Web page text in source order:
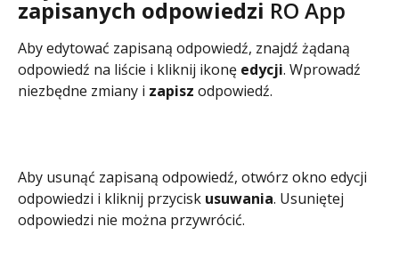
zapisanych odpowiedzi RO App
Aby edytować zapisaną odpowiedź, znajdź żądaną
odpowiedź na liście i kliknij ikonę edycji. Wprowadź
niezbędne zmiany i zapisz odpowiedź.
Aby usunąć zapisaną odpowiedź, otwórz okno edycji
odpowiedzi i kliknij przycisk usuwania. Usuniętej
odpowiedzi nie można przywrócić.